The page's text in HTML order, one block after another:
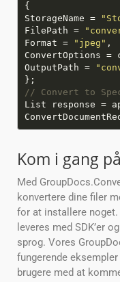
StorageName =
FilePath =
Format =
"jpeg"
OutputPath =
// Convert to
List response =
Kom i gang
Med
konvertere dine filer
for at installere noget.
leveres med SDK’er
sprog. Vores
fungerende
brugere med at